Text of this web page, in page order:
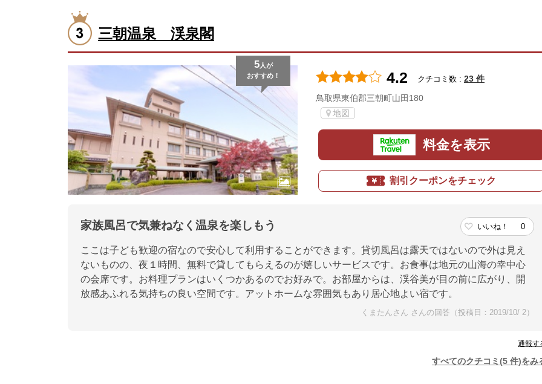
三朝温泉 渓泉閣
5人が
おすすめ！
4.2 クチコミ数 : 23 件
鳥取県東伯郡三朝町山田180
地図
料金を表示
割引クーポンをチェック
家族風呂で気兼ねなく温泉を楽しもう いいね！ 0
ここは子ども歓迎の宿なので安心して利用することができます。貸切風呂は露天ではないので外は見え
ないものの、夜１時間、無料で貸してもらえるのが嬉しいサービスです。お食事は地元の山海の幸中心
の会席です。お料理プランはいくつかあるのでお好みで。お部屋からは、渓谷美が目の前に広がり、開
放感あふれる気持ちの良い空間です。アットホームな雰囲気もあり居心地よい宿です。
くまたんさん さんの回答（投稿日：2019/10/ 2）
通報す
すべてのクチコミ(5 件)をみ